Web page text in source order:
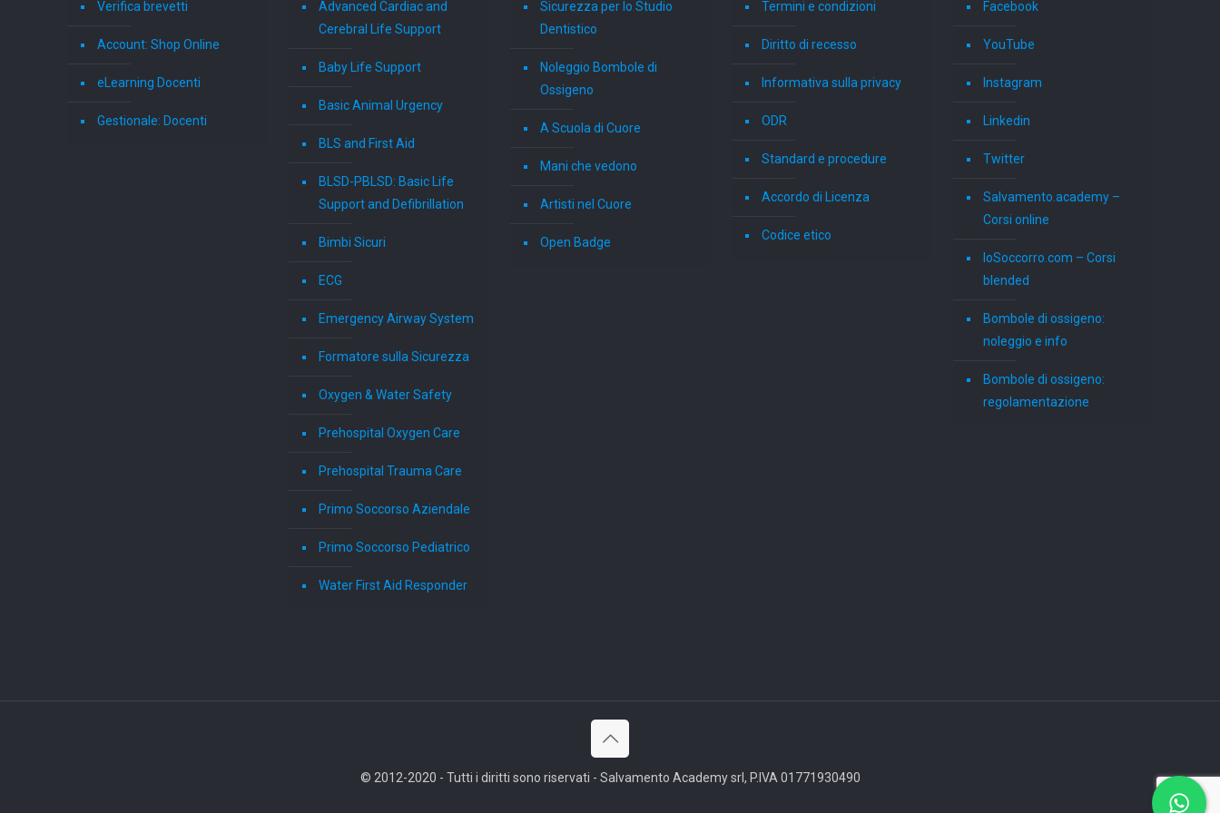
Verifica brevetti
Account: Shop Online
eLearning Docenti
Gestionale: Docenti
Advanced Cardiac and
Cerebral Life Support
Baby Life Support
Basic Animal Urgency
BLS and First Aid
BLSD-PBLSD: Basic Life
Support and Defibrillation
Bimbi Sicuri
ECG
Emergency Airway System
Formatore sulla Sicurezza
Oxygen & Water Safety
Prehospital Oxygen Care
Prehospital Trauma Care
Primo Soccorso Aziendale
Primo Soccorso Pediatrico
Water First Aid Responder
Sicurezza per lo Studio
Dentistico
Noleggio Bombole di
Ossigeno
A Scuola di Cuore
Mani che vedono
Artisti nel Cuore
Open Badge
Termini e condizioni
Diritto di recesso
Informativa sulla privacy
ODR
Standard e procedure
Accordo di Licenza
Codice etico
Facebook
YouTube
Instagram
Linkedin
Twitter
Salvamento.academy –
Corsi online
IoSoccorro.com – Corsi
blended
Bombole di ossigeno:
noleggio e info
Bombole di ossigeno:
regolamentazione
© 2012-2020 - Tutti i diritti sono riservati - Salvamento Academy srl, P.IVA 01771930490